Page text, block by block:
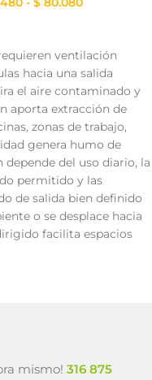
ventilación
hacia una salida
el aire contaminado y
aporta extracción de
zonas de trabajo,
genera humo de
del uso diario, la
permitido y las
de salida bien definido
o se desplace hacia
facilita espacios
mismo! 316 875